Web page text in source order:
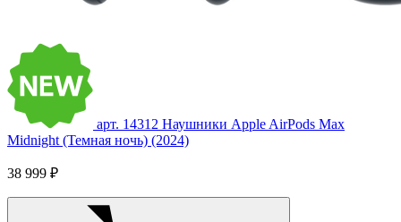
арт. 14312 Наушники Apple AirPods Max
Midnight (Темная ночь) (2024)
38 999 ₽